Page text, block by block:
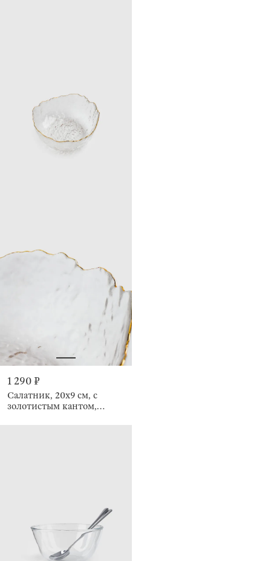
1 290 ₽
Салатник, 20х9 см, с
золотистым кантом,